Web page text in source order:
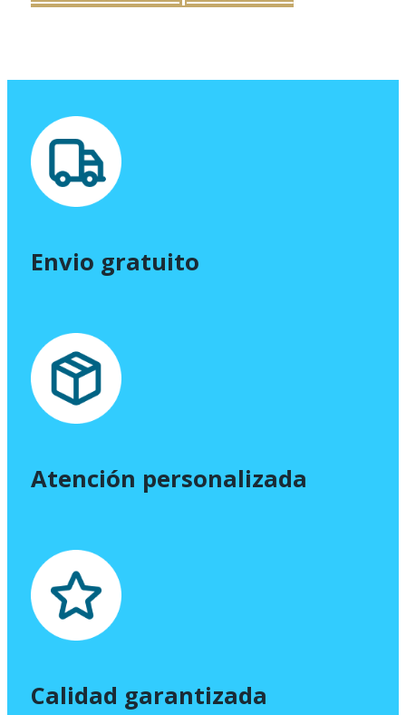
hasta
Envio gratuito
Atención personalizada
Calidad garantizada